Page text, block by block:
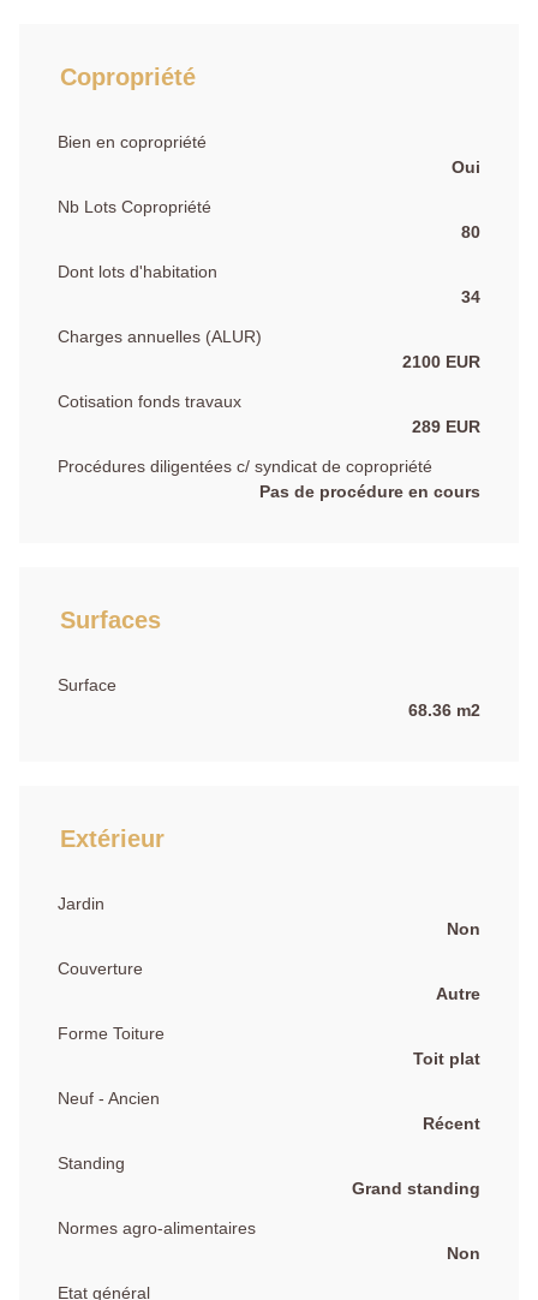
Copropriété
Bien en copropriété
Oui
Nb Lots Copropriété
80
Dont lots d'habitation
34
Charges annuelles (ALUR)
2100 EUR
Cotisation fonds travaux
289 EUR
Procédures diligentées c/ syndicat de copropriété
Pas de procédure en cours
Surfaces
Surface
68.36 m2
Extérieur
Jardin
Non
Couverture
Autre
Forme Toiture
Toit plat
Neuf - Ancien
Récent
Standing
Grand standing
Normes agro-alimentaires
Non
Etat général